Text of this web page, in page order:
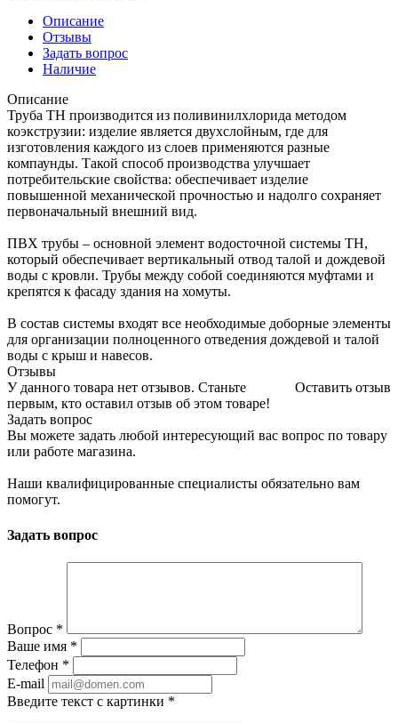
Описание
Отзывы
Задать вопрос
Наличие
Описание
Труба ТН производится из поливинилхлорида методом
коэкструзии: изделие является двухслойным, где для
изготовления каждого из слоев применяются разные
компаунды. Такой способ производства улучшает
потребительские свойства: обеспечивает изделие
повышенной механической прочностью и надолго сохраняет
первоначальный внешний вид.
ПВХ трубы – основной элемент водосточной системы ТН,
который обеспечивает вертикальный отвод талой и дождевой
воды с кровли. Трубы между собой соединяются муфтами и
крепятся к фасаду здания на хомуты.
В состав системы входят все необходимые доборные элементы
для организации полноценного отведения дождевой и талой
воды с крыш и навесов.
Отзывы
Оставить отзыв
У данного товара нет отзывов. Станьте
первым, кто оставил отзыв об этом товаре!
Задать вопрос
Вы можете задать любой интересующий вас вопрос по товару
или работе магазина.
Наши квалифицированные специалисты обязательно вам
помогут.
Задать вопрос
Вопрос *
Ваше имя *
Телефон *
E-mail
Введите текст с картинки *